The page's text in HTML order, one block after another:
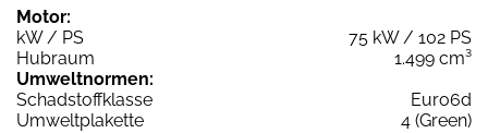
Motor:
kW / PS
75 kW / 102 PS
Hubraum
1.499 cm³
Umweltnormen:
Schadstoffklasse
Euro6d
Umweltplakette
4 (Green)